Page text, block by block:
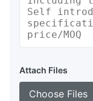
Attach Files
Choose Files